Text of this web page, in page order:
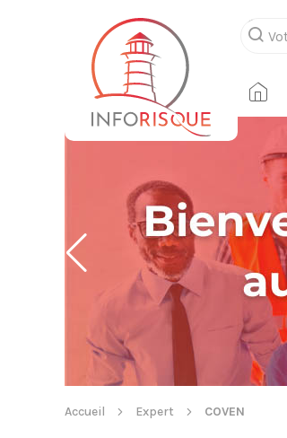
Accueil Expert COVEN